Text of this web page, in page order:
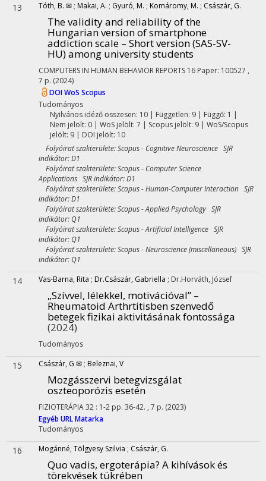
13 Tóth, B. ✉ ; Makai, A. ; Gyuró, M. ; Komáromy, M. ; Császár, G.
The validity and reliability of the
Hungarian version of smartphone
addiction scale – Short version (SAS-SV-
HU) among university students
COMPUTERS IN HUMAN BEHAVIOR REPORTS 16 Paper: 100527 ,
7 p. (2024)
DOIWoS Scopus
Tudományos
Nyilvános idéző összesen: 10| Független: 9 | Függő: 1 |
Nem jelölt: 0 | WoS jelölt: 7 | Scopus jelölt: 9 | WoS/Scopus
jelölt: 9 | DOI jelölt: 10
Folyóirat szakterülete: Scopus - Cognitive Neuroscience SJR
indikátor: D1
Folyóirat szakterülete: Scopus - Computer Science
Applications SJR indikátor: D1
Folyóirat szakterülete: Scopus - Human-Computer Interaction SJR
indikátor: D1
Folyóirat szakterülete: Scopus - Applied Psychology SJR
indikátor: Q1
Folyóirat szakterülete: Scopus - Artificial Intelligence SJR
indikátor: Q1
Folyóirat szakterülete: Scopus - Neuroscience (miscellaneous) SJR
indikátor: Q1
14 Vas-Barna, Rita ; Dr.Császár, Gabriella ; Dr.Horváth, József
„Szívvel, lélekkel, motivációval” –
Rheumatoid Arthrtitisben szenvedő
betegek fizikai aktivitásának fontossága
(2024)
Tudományos
15 Császár, G ✉ ; Beleznai, V
Mozgásszervi betegvizsgálat
oszteoporózis esetén
FIZIOTERÁPIA32 : 1-2 pp. 36-42. , 7 p. (2023)
Egyéb URLMatarka
Tudományos
16 Mogánné, Tölgyesy Szilvia ; Császár, G.
Quo vadis, ergoterápia? A kihívások és
törekvések tükrében